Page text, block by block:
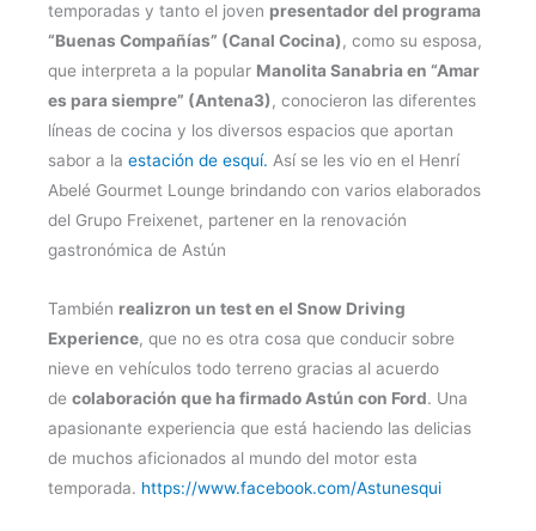
temporadas y tanto el joven presentador del programa
“Buenas Compañías” (Canal Cocina), como su esposa,
que interpreta a la popular Manolita Sanabria en “Amar
es para siempre” (Antena3), conocieron las diferentes
líneas de cocina y los diversos espacios que aportan
sabor a la estación de esquí. Así se les vio en el Henrí
Abelé Gourmet Lounge brindando con varios elaborados
del Grupo Freixenet, partener en la renovación
gastronómica de Astún
También realizron un test en el Snow Driving
Experience, que no es otra cosa que conducir sobre
nieve en vehículos todo terreno gracias al acuerdo
de colaboración que ha firmado Astún con Ford. Una
apasionante experiencia que está haciendo las delicias
de muchos aficionados al mundo del motor esta
temporada. https://www.facebook.com/Astunesqui